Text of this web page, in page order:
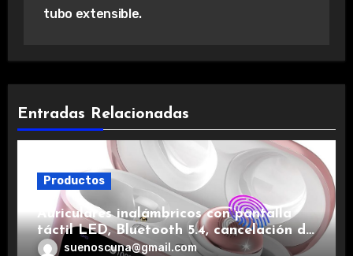
tubo extensible.
Entradas Relacionadas
Productos
Auriculares inalámbricos con pantalla
táctil LED, Bluetooth 5.4, cancelación de
ruido, impermeables y de larga duración.
suenoscuna@gmail.com